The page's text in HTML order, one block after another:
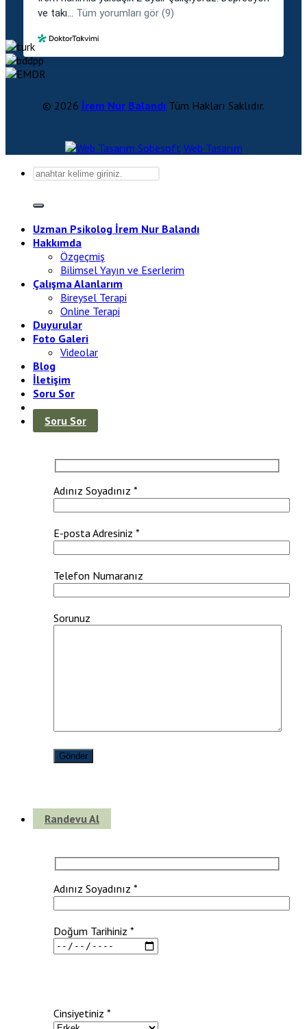
© 2026 İrem Nur Balandı Tüm Hakları Saklıdır.
Sobesoft Web Tasarım
Uzman Psikolog İrem Nur Balandı
Hakkımda
Özgeçmiş
Bilimsel Yayın ve Eserlerim
Çalışma Alanlarım
Bireysel Terapi
Online Terapi
Duyurular
Foto Galeri
Videolar
Blog
İletişim
Soru Sor
Soru Sor
Adınız Soyadınız *
E-posta Adresiniz *
Telefon Numaranız
Sorunuz
Randevu Al
Adınız Soyadınız *
Doğum Tarihiniz *
Cinsiyetiniz *